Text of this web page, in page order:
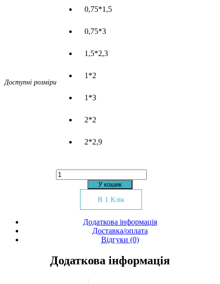
Доступні розміри
0,75*1,5
0,75*3
1,5*2,3
1*2
1*3
2*2
2*2,9
Килим
Sanat
кількість
У кошик
В 1 Клік
Додаткова інформація
Доставка/оплата
Відгуки (0)
Додаткова інформація